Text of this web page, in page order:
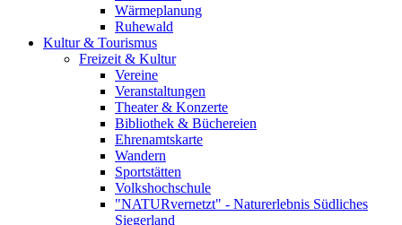
Wärmeplanung
Ruhewald
Kultur & Tourismus
Freizeit & Kultur
Vereine
Veranstaltungen
Theater & Konzerte
Bibliothek & Büchereien
Ehrenamtskarte
Wandern
Sportstätten
Volkshochschule
"NATURvernetzt" - Naturerlebnis Südliches
Siegerland